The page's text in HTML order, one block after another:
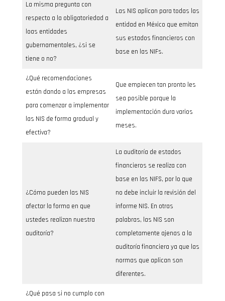
La misma pregunta con
respecto a la obligatoriedad a
loas entidades
gubernamentales, ¿si se
tiene o no?
Las NIS aplican para todas las
entidad en México que emitan
sus estados financieros con
base en las NIFs.
¿Qué recomendaciones
están dando a las empresas
para comenzar a implementar
las NIS de forma gradual y
efectiva?
Que empiecen tan pronto les
sea posible porque la
implementación dura varios
meses.
¿Cómo pueden las NIS
afectar la forma en que
ustedes realizan nuestra
auditoría?
La auditoría de estados
financieros se realiza con
base en las NIFS, por lo que
no debe incluir la revisión del
informe NIS. En otras
palabras, las NIS son
completamente ajenas a la
auditoría financiera ya que las
normas que aplican son
diferentes.
¿Qué pasa si no cumplo con